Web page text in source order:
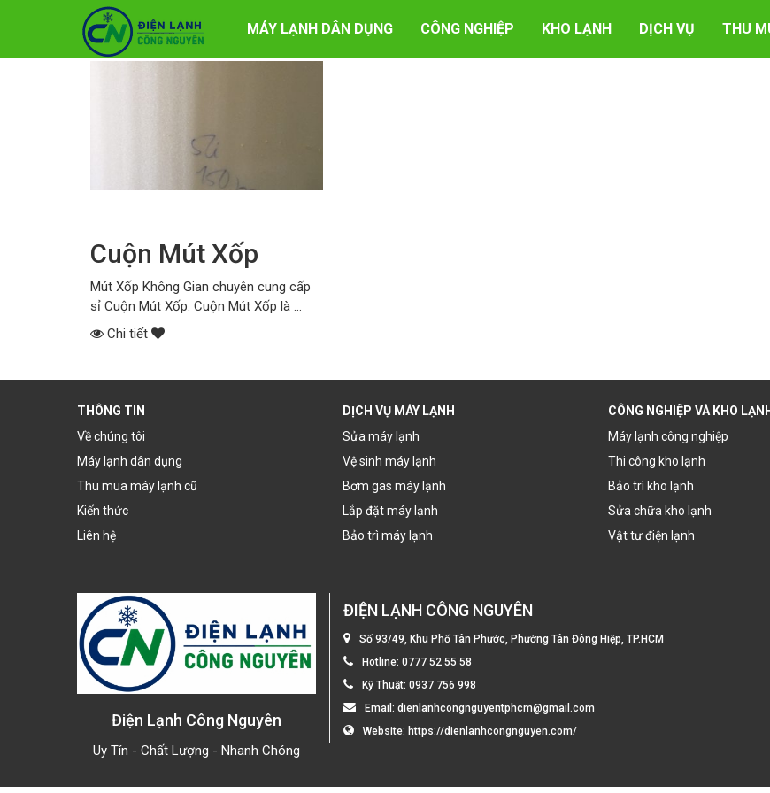
MÁY LẠNH DÂN DỤNG CÔNG NGHIỆP KHO LẠNH DỊCH VỤ THU
Thẻ:cuộn mút xốp
Cuộn Mút Xốp
Mút Xốp Không Gian chuyên cung cấp
sỉ Cuộn Mút Xốp. Cuộn Mút Xốp là ...
Chi tiết
THÔNG TIN
Về chúng tôi
Máy lạnh dân dụng
Thu mua máy lạnh cũ
Kiến thức
Liên hệ
DỊCH VỤ MÁY LẠNH
Sửa máy lạnh
Vệ sinh máy lạnh
Bơm gas máy lạnh
Lắp đặt máy lạnh
Bảo trì máy lạnh
CÔNG NGHIỆP VÀ KHO LẠNH
Máy lạnh công nghiệp
Thi công kho lạnh
Bảo trì kho lạnh
Sửa chữa kho lạnh
Vật tư điện lạnh
Điện Lạnh Công Nguyên
Uy Tín - Chất Lượng - Nhanh Chóng
ĐIỆN LẠNH CÔNG NGUYÊN
Số 93/49, Khu Phố Tân Phước, Phường Tân Đông Hiệp, TP.HCM
Hotline: 0777 52 55 58
Kỹ Thuật: 0937 756 998
Email: dienlanhcongnguyentphcm@gmail.com
Website: https://dienlanhcongnguyen.com/